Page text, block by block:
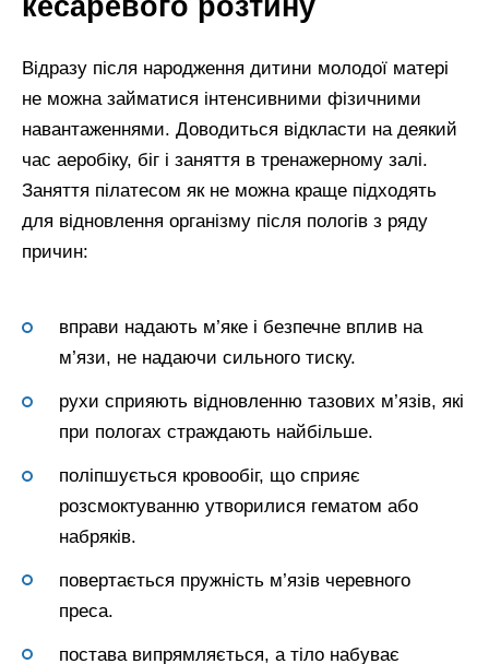
Відразу після народження дитини молодої матері
не можна займатися інтенсивними фізичними
навантаженнями. Доводиться відкласти на деякий
час аеробіку, біг і заняття в тренажерному залі.
Заняття пілатесом як не можна краще підходять
для відновлення організму після пологів з ряду
причин:
вправи надають м’яке і безпечне вплив на
м’язи, не надаючи сильного тиску.
рухи сприяють відновленню тазових м’язів, які
при пологах страждають найбільше.
поліпшується кровообіг, що сприяє
розсмоктуванню утворилися гематом або
набряків.
повертається пружність м’язів черевного
преса.
постава випрямляється, а тіло набуває